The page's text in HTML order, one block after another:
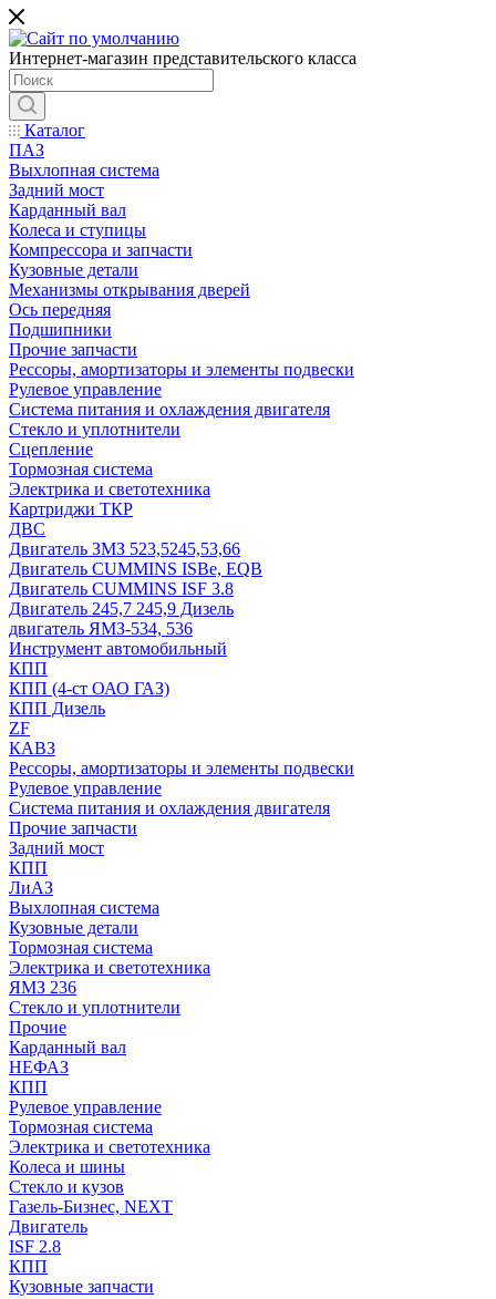
Интернет-магазин представительского класса
Каталог
ПАЗ
Выхлопная система
Задний мост
Карданный вал
Колеса и ступицы
Компрессора и запчасти
Кузовные детали
Механизмы открывания дверей
Ось передняя
Подшипники
Прочие запчасти
Рессоры, амортизаторы и элементы подвески
Рулевое управление
Система питания и охлаждения двигателя
Стекло и уплотнители
Сцепление
Тормозная система
Электрика и светотехника
Картриджи ТКР
ДВС
Двигатель ЗМЗ 523,5245,53,66
Двигатель CUMMINS ISBe, EQB
Двигатель CUMMINS ISF 3.8
Двигатель 245,7 245,9 Дизель
двигатель ЯМЗ-534, 536
Инструмент автомобильный
КПП
КПП (4-ст ОАО ГАЗ)
КПП Дизель
ZF
КАВЗ
Рессоры, амортизаторы и элементы подвески
Рулевое управление
Система питания и охлаждения двигателя
Прочие запчасти
Задний мост
КПП
ЛиАЗ
Выхлопная система
Кузовные детали
Тормозная система
Электрика и светотехника
ЯМЗ 236
Стекло и уплотнители
Прочие
Карданный вал
НЕФАЗ
КПП
Рулевое управление
Тормозная система
Электрика и светотехника
Колеса и шины
Стекло и кузов
Газель-Бизнес, NEXT
Двигатель
ISF 2.8
КПП
Кузовные запчасти